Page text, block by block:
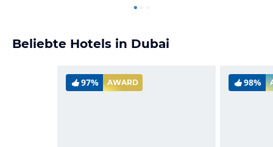
Beliebte Hotels in Dubai
97% AWARD 98%